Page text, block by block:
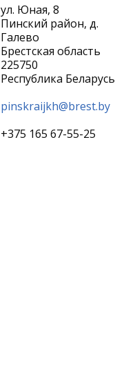
ул. Юная, 8
Пинский район, д.
Галево
Брестская область
225750
Республика Беларусь
pinskraijkh@brest.by
+375 165 67-55-25